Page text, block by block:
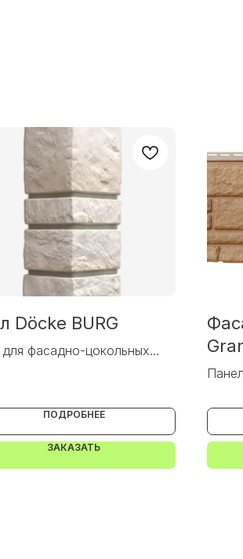
Döcke BURG
для фасадно-цокольных
ПОДРОБНЕЕ
ЗАКАЗАТЬ